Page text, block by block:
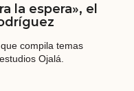
la espera», el
compila temas
Ojalá.